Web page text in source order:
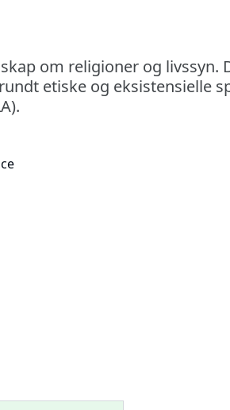
om religioner og livssyn.
etiske og eksistensielle